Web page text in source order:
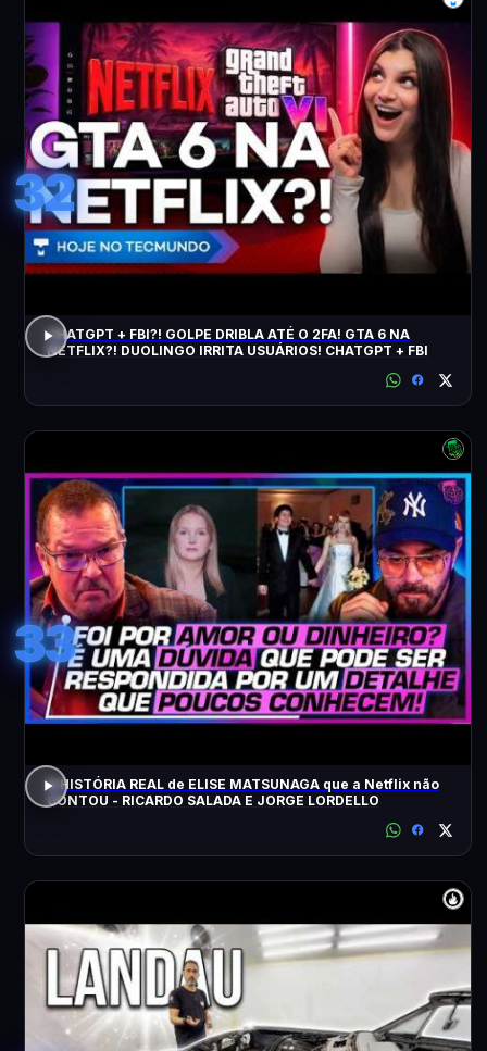
32
CHATGPT + FBI?! GOLPE DRIBLA ATÉ O 2FA! GTA 6 NA
NETFLIX?! DUOLINGO IRRITA USUÁRIOS! CHATGPT + FBI
33
A HISTÓRIA REAL de ELISE MATSUNAGA que a Netflix não
CONTOU - RICARDO SALADA E JORGE LORDELLO